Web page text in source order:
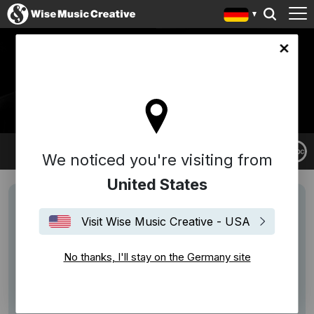
We noticed you're visiting from
United States
Visit Wise Music Creative - USA
No thanks, I'll stay on the Germany site